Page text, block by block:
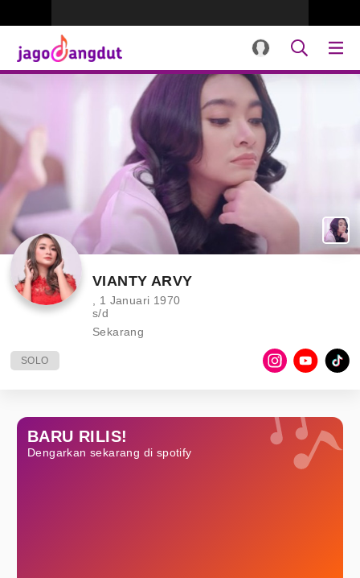
VIANTY ARVY
, 1 Januari 1970
s/d
Sekarang
SOLO
BARU RILIS!
Dengarkan sekarang di spotify